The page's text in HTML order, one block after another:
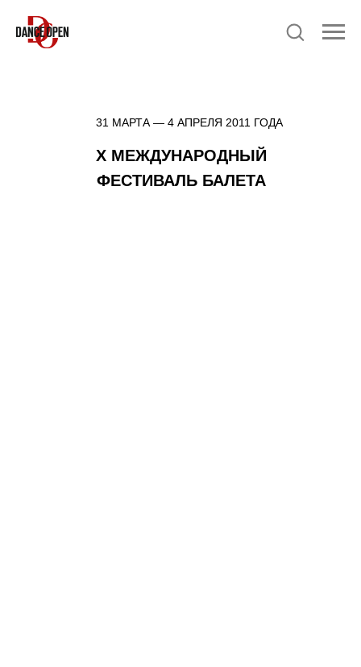
X МЕЖДУНАРОДНЫЙ
ФЕСТИВАЛЬ БАЛЕТА
31 МАРТА — 4 АПРЕЛЯ 2011 ГОДА